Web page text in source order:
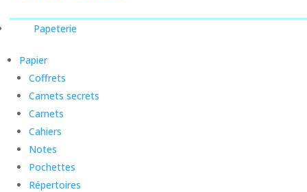
Papeterie
Papier
Coffrets
Carnets secrets
Carnets
Cahiers
Notes
Pochettes
Répertoires